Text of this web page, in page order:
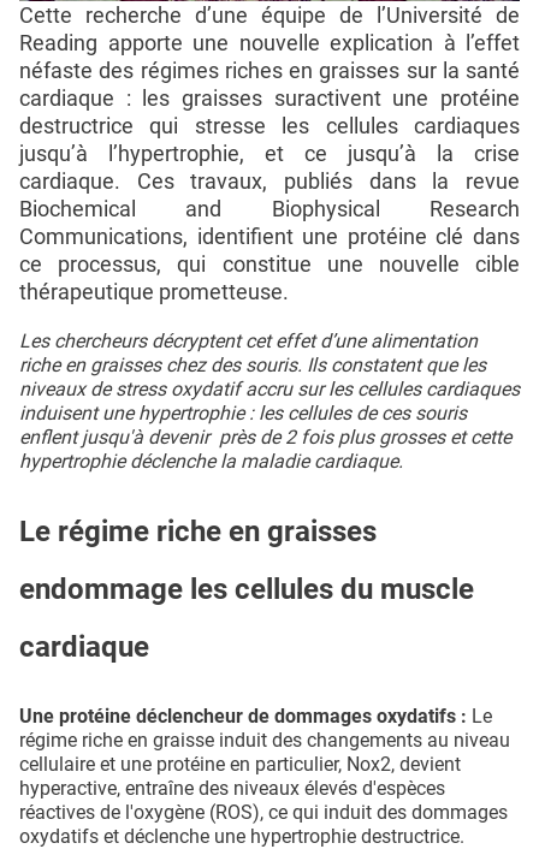
Cette recherche d’une équipe de l’Université de
Reading apporte une nouvelle explication à l’effet
néfaste des régimes riches en graisses sur la santé
cardiaque : les graisses suractivent une protéine
destructrice qui stresse les cellules cardiaques
jusqu’à l’hypertrophie, et ce jusqu’à la crise
cardiaque. Ces travaux, publiés dans la revue
Biochemical and Biophysical Research
Communications, identifient une protéine clé dans
ce processus, qui constitue une nouvelle cible
thérapeutique prometteuse.
Les chercheurs décryptent cet effet d’une alimentation
riche en graisses chez des souris. Ils constatent que les
niveaux de stress oxydatif accru sur les cellules cardiaques
induisent une hypertrophie : les cellules de ces souris
enflent jusqu'à devenir près de 2 fois plus grosses et cette
hypertrophie déclenche la maladie cardiaque.
Le régime riche en graisses
endommage les cellules du muscle
cardiaque
Une protéine déclencheur de dommages oxydatifs : Le
régime riche en graisse induit des changements au niveau
cellulaire et une protéine en particulier, Nox2, devient
hyperactive, entraîne des niveaux élevés d'espèces
réactives de l'oxygène (ROS), ce qui induit des dommages
oxydatifs et déclenche une hypertrophie destructrice.